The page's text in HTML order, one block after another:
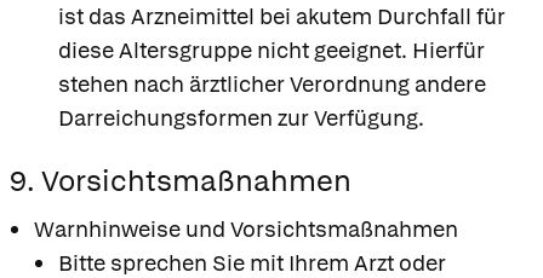
ist das Arzneimittel bei akutem Durchfall für
diese Altersgruppe nicht geeignet. Hierfür
stehen nach ärztlicher Verordnung andere
Darreichungsformen zur Verfügung.
9. Vorsichtsmaßnahmen
Warnhinweise und Vorsichtsmaßnahmen
Bitte sprechen Sie mit Ihrem Arzt oder